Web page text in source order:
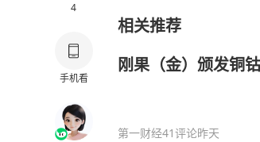
4
手机看
相关推荐
刚果（金）颁发铜
第一财经41评论昨天